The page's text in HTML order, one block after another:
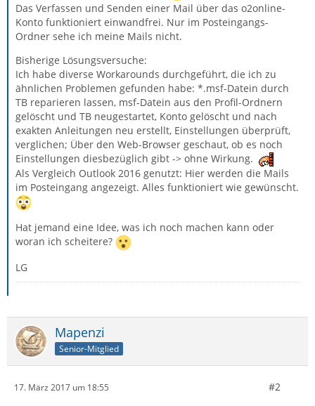
Das Verfassen und Senden einer Mail über das o2online-
Konto funktioniert einwandfrei. Nur im Posteingangs-
Ordner sehe ich meine Mails nicht.
Bisherige Lösungsversuche:
Ich habe diverse Workarounds durchgeführt, die ich zu
ähnlichen Problemen gefunden habe: *.msf-Datein durch
TB reparieren lassen, msf-Datein aus den Profil-Ordnern
gelöscht und TB neugestartet, Konto gelöscht und nach
exakten Anleitungen neu erstellt, Einstellungen überprüft,
verglichen; Über den Web-Browser geschaut, ob es noch
Einstellungen diesbezüglich gibt -> ohne Wirkung.
Als Vergleich Outlook 2016 genutzt: Hier werden die Mails
im Posteingang angezeigt. Alles funktioniert wie gewünscht.
Hat jemand eine Idee, was ich noch machen kann oder
woran ich scheitere?
LG
Mapenzi
Senior-Mitglied
17. März 2017 um 18:55 #2